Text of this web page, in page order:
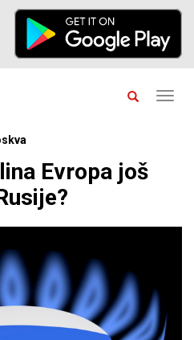
Evropa još